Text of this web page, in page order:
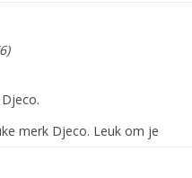
merk Djeco. Leuk om je